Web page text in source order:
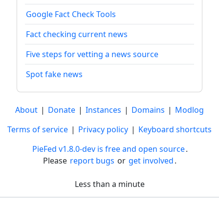
Google Fact Check Tools
Fact checking current news
Five steps for vetting a news source
Spot fake news
About | Donate | Instances | Domains | Modlog
Terms of service | Privacy policy | Keyboard shortcuts
PieFed v1.8.0-dev is free and open source.
Please report bugs or get involved.
Less than a minute